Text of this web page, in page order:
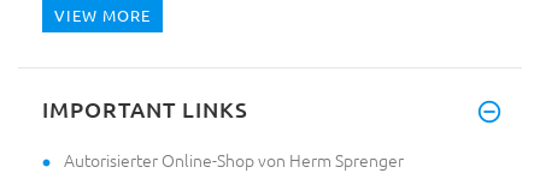
VIEW MORE
IMPORTANT LINKS
Autorisierter Online-Shop von Herm Sprenger